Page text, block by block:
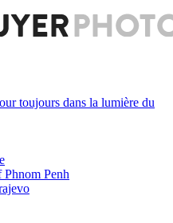
toujours dans la lumière du
Penh